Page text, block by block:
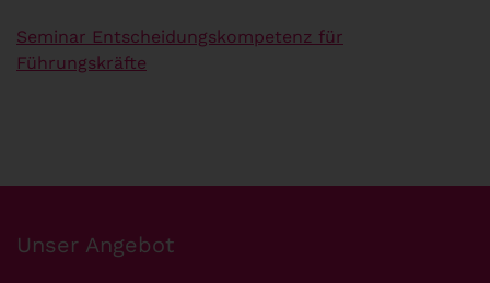
Seminar Entscheidungskompetenz für
Führungskräfte
Unser Angebot